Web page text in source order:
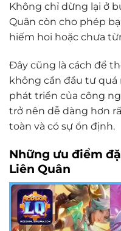
Không chỉ dừng lại ở
Quân còn cho phép
hiếm hoi hoặc chưa
Đây cũng là cách để
không cần đầu tư quá
phát triển của công
trở nên dễ dàng hơn
toàn và có sự ổn định.
Những ưu điểm
Liên Quân